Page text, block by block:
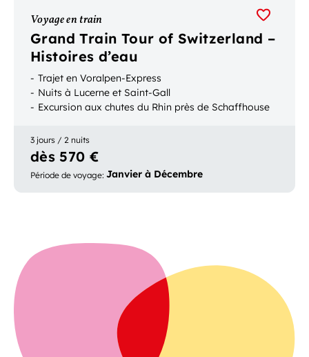
Voyage en train
Grand Train Tour of Switzerland –
Histoires d’eau
Trajet en Voralpen-Express
Nuits à Lucerne et Saint-Gall
Excursion aux chutes du Rhin près de Schaffhouse
3 jours / 2 nuits
dès 570 €
Période de voyage: Janvier à Décembre